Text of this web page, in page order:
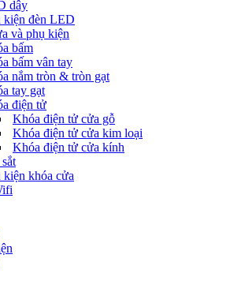
dây
kiện đèn LED
và phụ kiện
bấm
bấm vân tay
nắm tròn & tròn gạt
tay gạt
điện tử
Khóa điện tử cửa gỗ
Khóa điện tử cửa kim loại
Khóa điện tử cửa kính
kiện khóa cửa